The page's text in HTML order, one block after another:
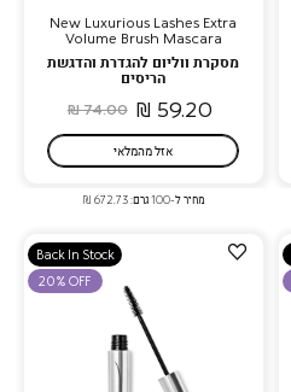
New Luxurious Lashes Extra
Volume Brush Mascara
מסקרת ווליום להגדרת והדגשת
הריסים
59.20 ₪
74.00 ₪
אזל מהמלאי
מחיר ל-100 גרם: 672.73 ₪
הוספה
Back In Stock
20% OFF